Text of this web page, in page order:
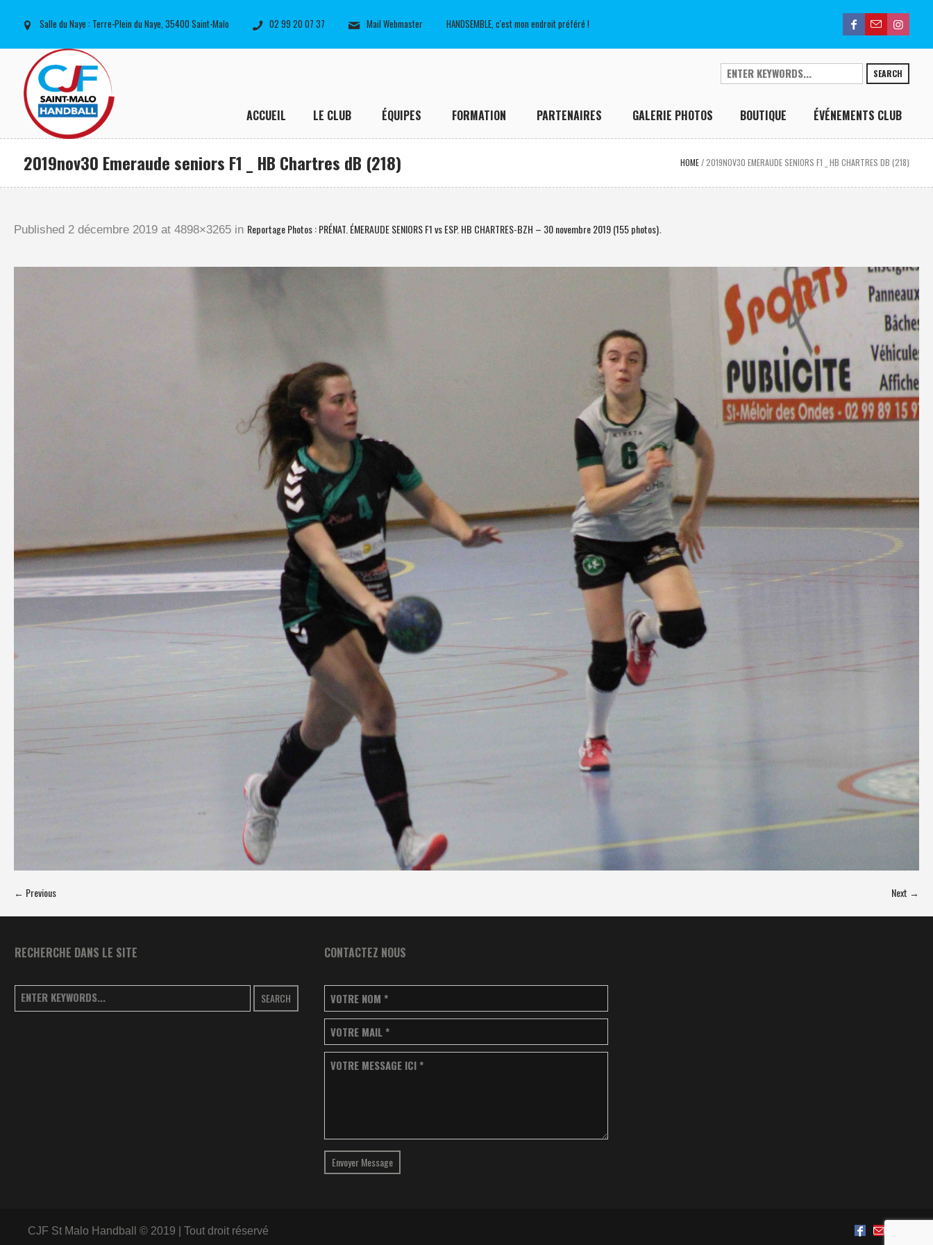
Salle du Naye : Terre-Plein du Naye, 35400 Saint-Malo 02 99 20 07 37 Mail Webmaster HANDSEMBLE, c'est mon endroit préféré !
SEARCH
ACCUEIL LE CLUB ÉQUIPES FORMATION PARTENAIRES GALERIE PHOTOS BOUTIQUE ÉVÉNEMENTS CLUB
2019nov30 Emeraude seniors F1 _ HB Chartres dB (218) HOME /2019NOV30 EMERAUDE SENIORS F1 _ HB CHARTRES DB (218)
Published 2 décembre 2019 at 4898×3265 in Reportage Photos : PRÉNAT. ÉMERAUDE SENIORS F1 vs ESP. HB CHARTRES-BZH – 30 novembre 2019 (155 photos).
← Previous Next →
RECHERCHE DANS LE SITE
SEARCH
CONTACTEZ NOUS
VOTRE NOM *
VOTRE MAIL *
VOTRE MESSAGE ICI *
Envoyer Message
CJF St Malo Handball © 2019 | Tout droit réservé